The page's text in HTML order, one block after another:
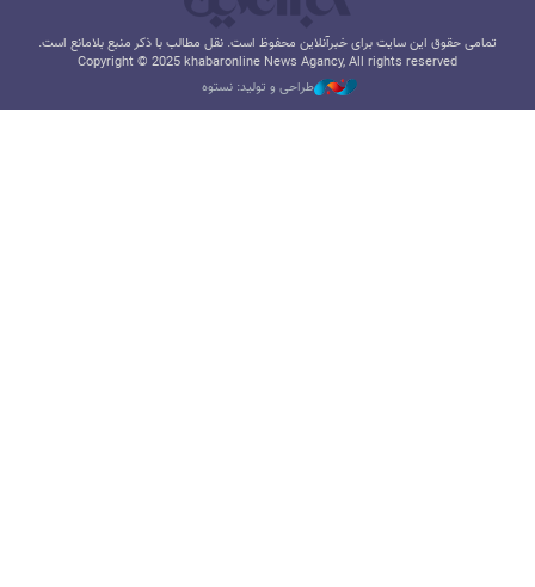
تمامی حقوق این سایت برای خبرآنلاین محفوظ است. نقل مطالب با ذکر منبع بلامانع است.
Copyright © 2025 khabaronline News Agancy, All rights reserved
طراحی و تولید: نستوه